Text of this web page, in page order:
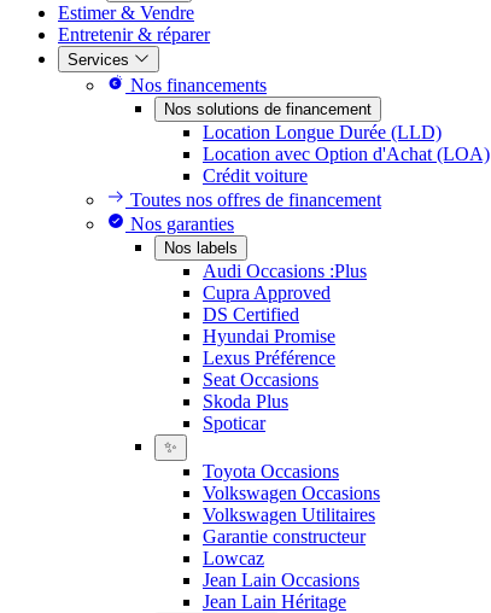
Estimer & Vendre
Entretenir & réparer
Services
Nos financements
Nos solutions de financement
Location Longue Durée (LLD)
Location avec Option d'Achat (LOA)
Crédit voiture
Toutes nos offres de financement
Nos garanties
Nos labels
Audi Occasions :Plus
Cupra Approved
DS Certified
Hyundai Promise
Lexus Préférence
Seat Occasions
Skoda Plus
Spoticar
✨
Toyota Occasions
Volkswagen Occasions
Volkswagen Utilitaires
Garantie constructeur
Lowcaz
Jean Lain Occasions
Jean Lain Héritage